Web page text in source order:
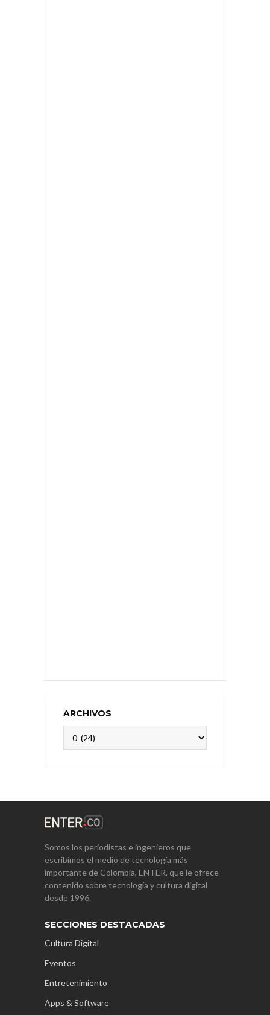
ARCHIVOS
Somos los periodistas e ingenieros que
escribimos el medio de tecnología más
importante de Colombia, ENTER, que le ofrece
contenido sobre tecnología y cultura digital
desde 1996.
SECCIONES DESTACADAS
Cultura Digital
Eventos
Entretenimiento
Apps & Software